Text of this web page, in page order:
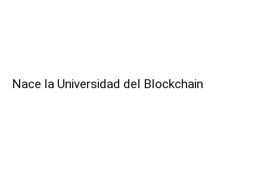
Nace la Universidad del Blockchain